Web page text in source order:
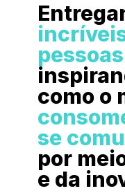
como o
se
por
e da